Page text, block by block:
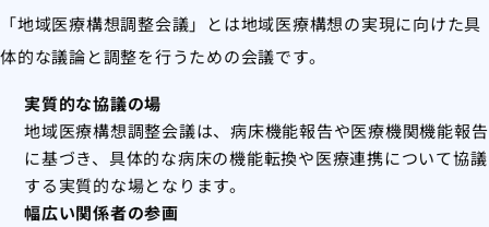
「地域医療構想調整会議」とは地域医療構想の実現に向けた具
体的な議論と調整を行うための会議です。
実質的な協議の場
地域医療構想調整会議は、病床機能報告や医療機関機能報告
に基づき、具体的な病床の機能転換や医療連携について協議
する実質的な場となります。
幅広い関係者の参画